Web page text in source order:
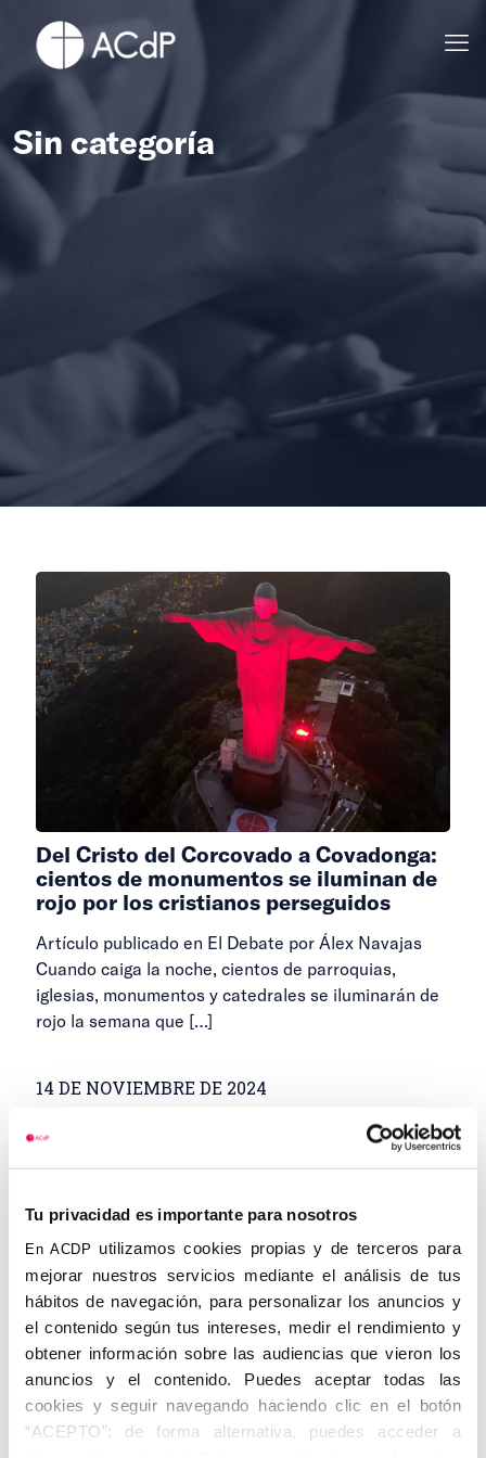
Tu privacidad es importante para nosotros
En ACDP utilizamos cookies propias y de terceros para
mejorar nuestros servicios mediante el análisis de tus
hábitos de navegación, para personalizar los anuncios y
el contenido según tus intereses, medir el rendimiento y
obtener información sobre las audiencias que vieron los
anuncios y el contenido. Puedes aceptar todas las
cookies y seguir navegando haciendo clic en el botón
“ACEPTO”; de forma alternativa, puedes acceder a
Sin categoría
Del Cristo del Corcovado a Covadonga:
cientos de monumentos se iluminan de
rojo por los cristianos perseguidos
Artículo publicado en El Debate por Álex Navajas
Cuando caiga la noche, cientos de parroquias,
iglesias, monumentos y catedrales se iluminarán de
rojo la semana que […]
14 DE NOVIEMBRE DE 2024
María San Gil inaugura el curso en el
Centro de Cádiz